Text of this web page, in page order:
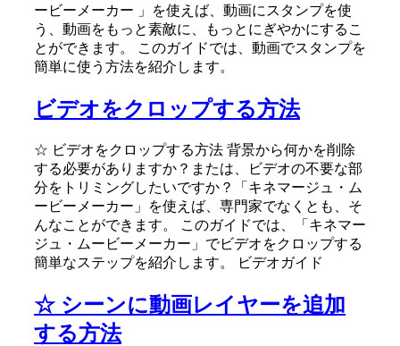
ービーメーカー 」を使えば、動画にスタンプを使
う、動画をもっと素敵に、もっとにぎやかにするこ
とができます。 このガイドでは、動画でスタンプを
簡単に使う方法を紹介します。
ビデオをクロップする方法
☆ ビデオをクロップする方法 背景から何かを削除
する必要がありますか？または、ビデオの不要な部
分をトリミングしたいですか？「キネマージュ・ム
ービーメーカー」を使えば、専門家でなくとも、そ
んなことができます。 このガイドでは、「キネマー
ジュ・ムービーメーカー」でビデオをクロップする
簡単なステップを紹介します。 ビデオガイド
☆ シーンに動画レイヤーを追加
する方法